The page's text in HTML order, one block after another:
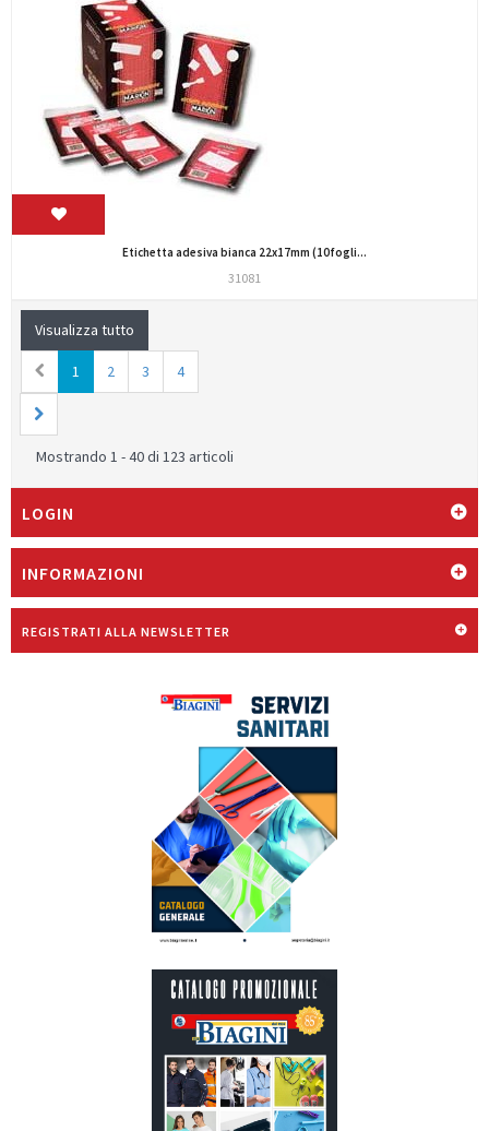
Etichetta adesiva bianca 22x17mm (10fogli...
31081
Visualizza tutto
1 2 3 4
Mostrando 1 - 40 di 123 articoli
LOGIN
INFORMAZIONI
REGISTRATI ALLA NEWSLETTER